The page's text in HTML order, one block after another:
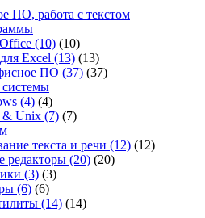
ПО, работа с текстом
(10) (10)
Excel (13) (13)
ПО (37) (37)
(4) (4)
Unix (7) (7)
текста и речи (12) (12)
редакторы (20) (20)
(3) (3)
(6) (6)
(14) (14)